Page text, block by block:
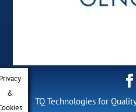
TQ Technologies for
&